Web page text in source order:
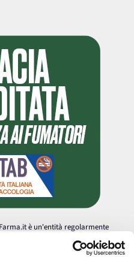
è un'entità regolarmente
la vendita online di